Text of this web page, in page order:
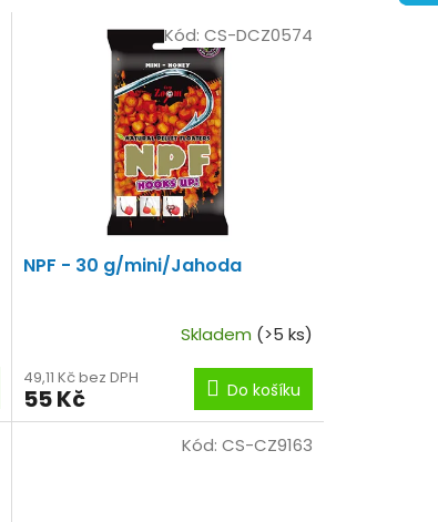
NPF - 30 g/mini/Jahoda
Skladem (>5 ks)
49,11 Kč bez DPH
55 Kč Do košíku
Kód: CS-DCZ0574
Kód: CS-CZ9163